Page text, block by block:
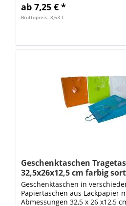
ab 7,25 € *
Bruttopreis: 8,63 €
Geschenktaschen
32,5x26x12,5 cm farbig
Geschenktaschen in
Papiertaschen aus Lackpapier
Abmessungen 32,5 x 26 x12,5